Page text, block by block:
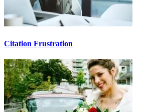
Citation Frustration